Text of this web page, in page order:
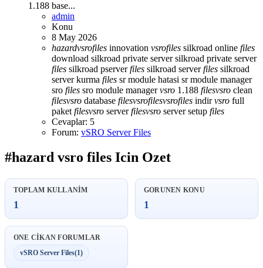
1.188 base...
admin
Konu
8 May 2026
hazardvsrofiles innovation vsrofiles silkroad online files
download silkroad private serversilkroad private server
files silkroad pserverfiles silkroad serverfiles silkroad
server kurma files sr module hatasi sr module manager
sro files sro module managervsro 1.188 filesvsro clean
filesvsro database filesvsrofilesvsrofiles indirvsro full
paket filesvsro serverfilesvsro server setup files
Cevaplar: 5
Forum: vSRO Server Files
#hazard vsro files Icin Ozet
TOPLAM KULLANIM
1
GORUNEN KONU
1
ONE CIKAN FORUMLAR
vSRO Server Files(1)